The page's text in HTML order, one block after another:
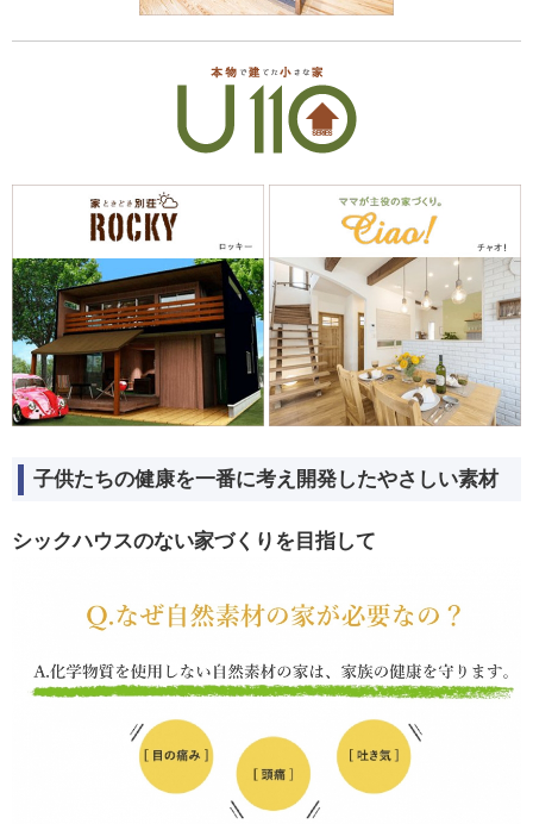
子供たちの健康を一番に考え開発したやさしい素材
シックハウスのない家づくりを目指して